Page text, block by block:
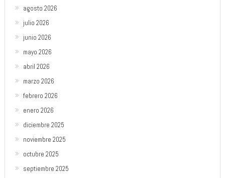
agosto 2026
julio 2026
junio 2026
mayo 2026
abril 2026
marzo 2026
febrero 2026
enero 2026
diciembre 2025
noviembre 2025
octubre 2025
septiembre 2025